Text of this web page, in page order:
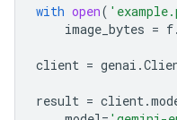
with open(
image_bytes = f.
client = genai .
result = client.